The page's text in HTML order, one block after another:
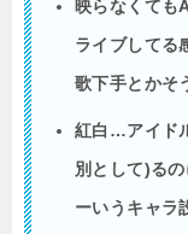
映らなくても
ライブしてる
歌下手とかそ
紅白…アイド
別として)る
ーいうキャラ